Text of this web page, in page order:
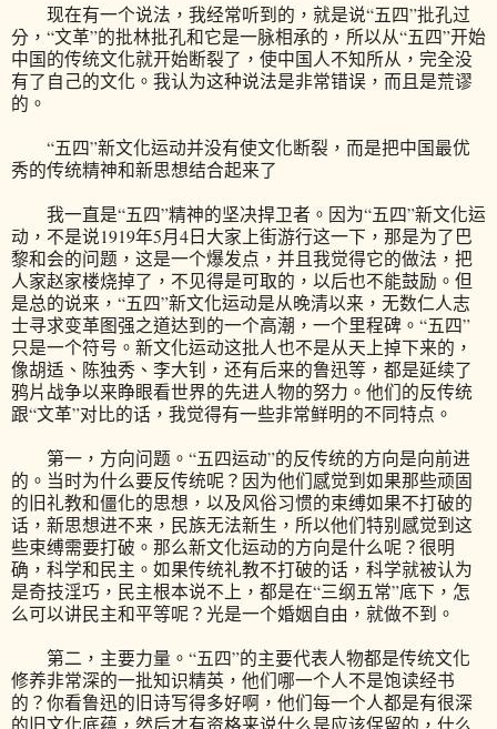
现在有一个说法，我经常听到的，就是说“五四”批孔过
分，“文革”的批林批孔和它是一脉相承的，所以从“五四”开始
中国的传统文化就开始断裂了，使中国人不知所从，完全没
有了自己的文化。我认为这种说法是非常错误，而且是荒谬
的。
“五四”新文化运动并没有使文化断裂，而是把中国最优
秀的传统精神和新思想结合起来了
我一直是“五四”精神的坚决捍卫者。因为“五四”新文化运
动，不是说1919年5月4日大家上街游行这一下，那是为了巴
黎和会的问题，这是一个爆发点，并且我觉得它的做法，把
人家赵家楼烧掉了，不见得是可取的，以后也不能鼓励。但
是总的说来，“五四”新文化运动是从晚清以来，无数仁人志
士寻求变革图强之道达到的一个高潮，一个里程碑。“五四”
只是一个符号。新文化运动这批人也不是从天上掉下来的，
像胡适、陈独秀、李大钊，还有后来的鲁迅等，都是延续了
鸦片战争以来睁眼看世界的先进人物的努力。他们的反传统
跟“文革”对比的话，我觉得有一些非常鲜明的不同特点。
第一，方向问题。“五四运动”的反传统的方向是向前进
的。当时为什么要反传统呢？因为他们感觉到如果那些顽固
的旧礼教和僵化的思想，以及风俗习惯的束缚如果不打破的
话，新思想进不来，民族无法新生，所以他们特别感觉到这
些束缚需要打破。那么新文化运动的方向是什么呢？很明
确，科学和民主。如果传统礼教不打破的话，科学就被认为
是奇技淫巧，民主根本说不上，都是在“三纲五常”底下，怎
么可以讲民主和平等呢？光是一个婚姻自由，就做不到。
第二，主要力量。“五四”的主要代表人物都是传统文化
修养非常深的一批知识精英，他们哪一个人不是饱读经书
的？你看鲁迅的旧诗写得多好啊，他们每一个人都是有很深
的旧文化底蕴，然后才有资格来说什么是应该保留的，什么